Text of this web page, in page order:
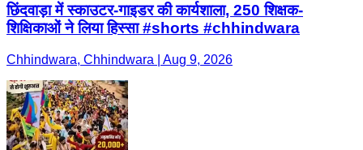
छिंदवाड़ा में स्काउटर-गाइडर की कार्यशाला, 250 शिक्षक-
शिक्षिकाओं ने लिया हिस्सा #shorts #chhindwara
Chhindwara, Chhindwara | Aug 9, 2026